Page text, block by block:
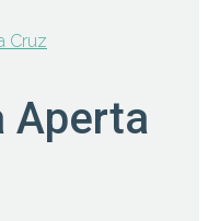
Cruz
Aperta